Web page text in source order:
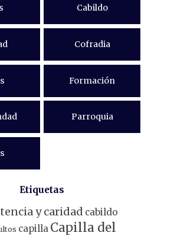
Cabildo
Cofradia
Formación
Parroquia
Etiquetas
y caridad cabildo
capilla Capilla del